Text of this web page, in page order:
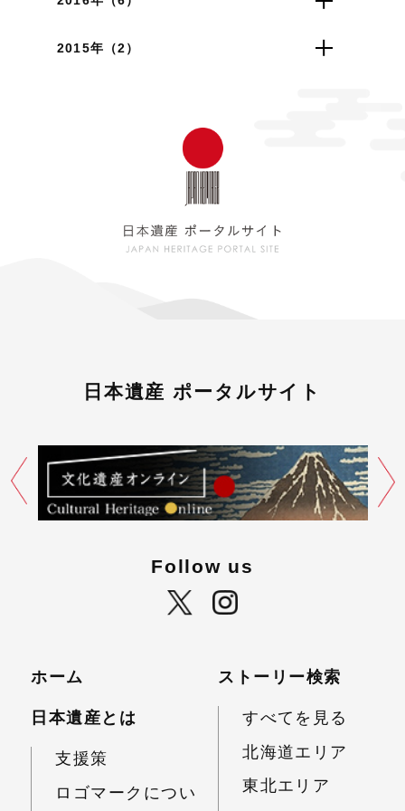
2015年（2）
日本遺産 ポータルサイト
Follow us
ホーム
日本遺産とは
支援策
ロゴマークについ
ストーリー検索
すべてを見る
北海道エリア
東北エリア